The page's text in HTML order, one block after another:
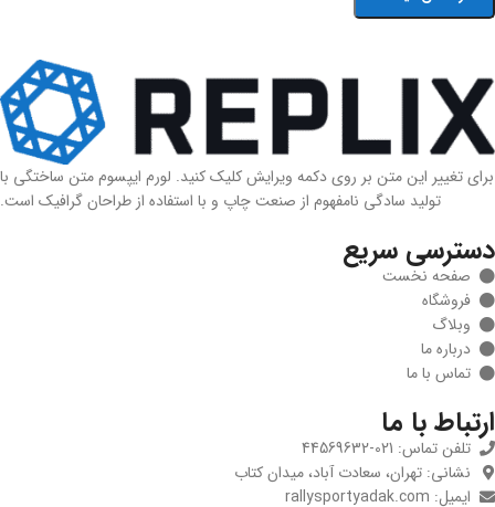
برای تغییر این متن بر روی دکمه ویرایش کلیک کنید. لورم ایپسوم متن ساختگی با
تولید سادگی نامفهوم از صنعت چاپ و با استفاده از طراحان گرافیک است.
دسترسی سریع
صفحه نخست
فروشگاه
وبلاگ
درباره ما
تماس با ما
ارتباط با ما
تلفن تماس: 021-44569632
نشانی: تهران، سعادت آباد، میدان کتاب
ایمیل: rallysportyadak.com